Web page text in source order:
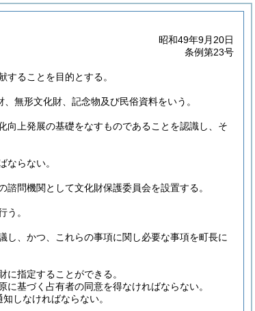
昭和49年9月20日
条例第23号
ることを目的とする。
無形文化財、記念物及び民俗資料をいう。
向上発展の基礎をなすものであることを認識し、そ
ならない。
問機関として文化財保護委員会を設置する。
う。
、かつ、これらの事項に関し必要な事項を町長に
指定することができる。
基づく占有者の同意を得なければならない。
しなければならない。